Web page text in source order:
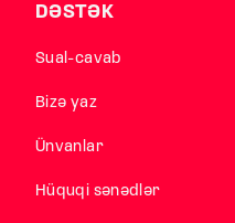
DƏSTƏK
Sual-cavab
Bizə yaz
Ünvanlar
Hüquqi sənədlər